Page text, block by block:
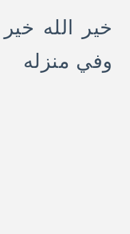
خير الله
وفي منزله